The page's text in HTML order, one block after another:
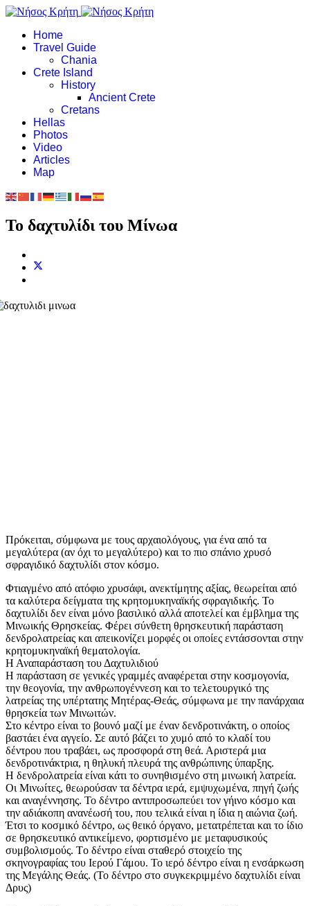
Home
Travel Guide
Chania
Crete Island
History
Ancient Crete
Cretans
Hellas
Photos
Video
Articles
Map
Το δαχτυλίδι του Μίνωα
Πρόκειται, σύμφωνα με τους αρχαιολόγους, για ένα από τα
μεγαλύτερα (αν όχι το μεγαλύτερο) και το πιο σπάνιο χρυσό
σφραγιδικό δαχτυλίδι στον κόσμο.
Φτιαγμένο από ατόφιο χρυσάφι, ανεκτίμητης αξίας, θεωρείται από
τα καλύτερα δείγματα της κρητομυκηναϊκής σφραγιδικής. Το
δαχτυλίδι δεν είναι μόνο βασιλικό αλλά αποτελεί και έμβλημα της
Μινωικής Θρησκείας. Φέρει σύνθετη θρησκευτική παράσταση
δενδρολατρείας και απεικονίζει μορφές οι οποίες εντάσσονται στην
κρητομυκηναϊκή θεματολογία.
Η Αναπαράσταση του Δαχτυλιδιού
Η παράσταση σε γενικές γραμμές αναφέρεται στην κοσμογονία,
την θεογονία, την ανθρωπογέννεση και το τελετουργικό της
λατρείας της υπέρτατης Μητέρας-Θεάς, σύμφωνα με την πανάρχαια
θρησκεία των Μινωιτών.
Στο κέντρο είναι το βουνό μαζί με έναν δενδροτινάκτη, ο οποίος
βαστάει ένα αγγείο. Σε αυτό βάζει το χυμό από το κλαδί του
δέντρου που τραβάει, ως προσφορά στη θεά. Αριστερά μια
δενδροτινάκτρια, η θηλυκή πλευρά της ανθρώπινης ύπαρξης.
Η δενδρολατρεία είναι κάτι το συνηθισμένο στη μινωική λατρεία.
Οι Μινωίτες, θεωρούσαν τα δέντρα ιερά, εμψυχωμένα, πηγή ζωής
και αναγέννησης. Το δέντρο αντιπροσωπεύει τον γήινο κόσμο και
την αδιάκοπη ανανέωσή του, που τελικά είναι η ίδια η αιώνια ζωή.
Έτσι το κοσμικό δέντρο, ως θεικό όργανο, μετατρέπεται και το ίδιο
σε θρησκευτικό αντικείμενο, φορτισμένο με μεταφυσικούς
συμβολισμούς. Tο δέντρο είναι σταθερό στοιχείο της
σκηνογραφίας του Ιερού Γάμου. Το ιερό δέντρο είναι η ενσάρκωση
της Μεγάλης Θεάς. (Το δέντρο στο συγκεκριμμένο δαχτυλίδι είναι
Δρυς)